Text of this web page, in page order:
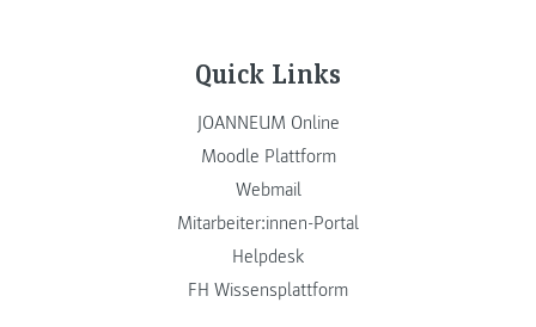
Quick Links
JOANNEUM Online
Moodle Plattform
Webmail
Mitarbeiter:innen-Portal
Helpdesk
FH Wissensplattform